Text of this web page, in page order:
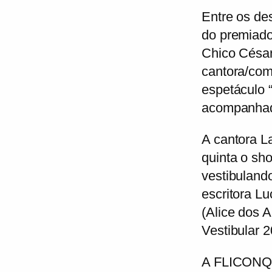
Entre os
do
Chico
cantora/
espetáculo
A cantora
quinta o
escritora
(Alice dos
Vestibular
A